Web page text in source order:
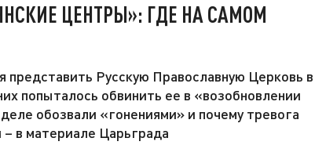
ЦЕНТРЫ»: ГДЕ НА САМОМ
Русскую Православную Церковь в
попыталось обвинить ее в «возобновлении
обозвали «гонениями» и почему тревога
в материале Царьграда